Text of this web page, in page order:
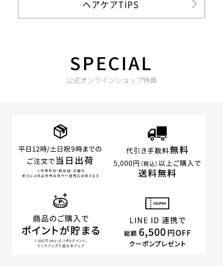
ヘアケアTIPS
SPECIAL
公式オンラインショップ特典